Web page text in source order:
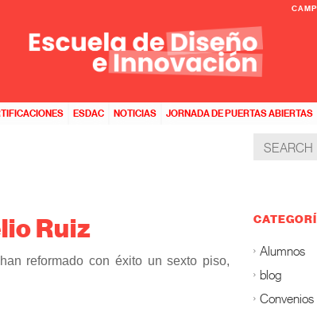
ESDAC NOTICIAS JORNADA DE PUERTAS ABIERTAS
Ruiz
reformado con éxito un sexto piso,
Alumnos
blog
Convenios